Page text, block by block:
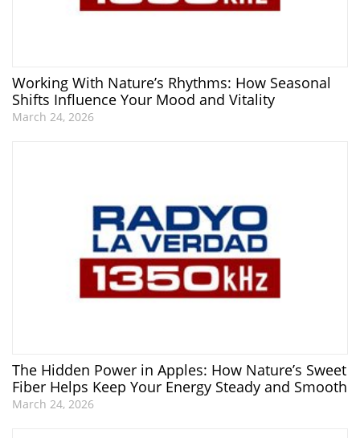
Working With Nature’s Rhythms: How Seasonal
Shifts Influence Your Mood and Vitality
March 24, 2026
The Hidden Power in Apples: How Nature’s Sweet
Fiber Helps Keep Your Energy Steady and Smooth
March 24, 2026